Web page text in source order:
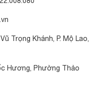
Trọng Khánh, P. Mộ Lao,
Hương, Phường Thảo